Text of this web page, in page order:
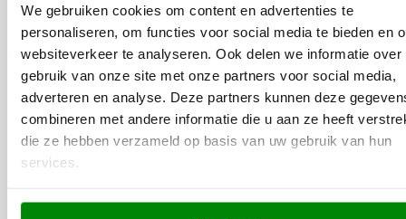
We gebruiken cookies om content en advertenties te
personaliseren, om functies voor social media te bieden en
websiteverkeer te analyseren. Ook delen we informatie over
gebruik van onze site met onze partners voor social media,
adverteren en analyse. Deze partners kunnen deze
combineren met andere informatie die u aan ze heeft
die ze hebben verzameld op basis van uw gebruik van hun
services.
vanaf 7,22
Je leest momenteel pagina
1 Pagina
2 Pagina
3 Jump forward
... Pagina
18 Volgende
Waarom kleding laten bedrukken?